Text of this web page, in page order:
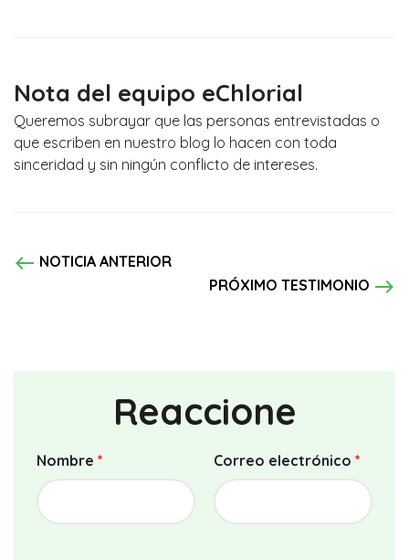
Nota del equipo eChlorial
Queremos subrayar que las personas entrevistadas o
que escriben en nuestro blog lo hacen con toda
sinceridad y sin ningún conflicto de intereses.
west NOTICIA ANTERIOR
PRÓXIMO TESTIMONIO east
Reaccione
Nombre * Correo electrónico *